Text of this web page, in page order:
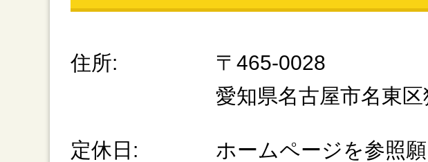
住所:
〒465-0028
愛知県名古屋市名東
定休日: ホームページを参照